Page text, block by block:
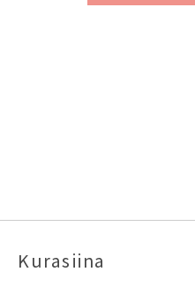
Kurasiina